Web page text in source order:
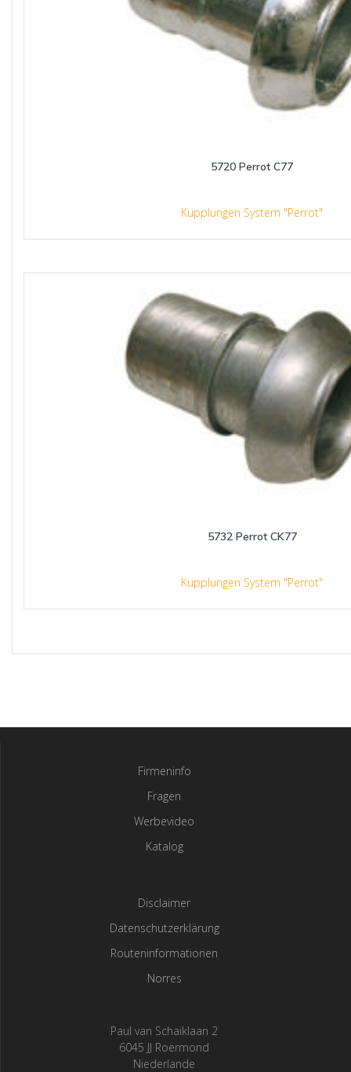
5720 Perrot C77
Kupplungen System "Perrot"
5732 Perrot CK77
Kupplungen System "Perrot"
Firmeninfo
Fragen
Werbevideo
Katalog
Disclaimer
Datenschutzerklärung
Routeninformationen
Norres
Paul van Schaiklaan 2
6045 JJ Roermond
Niederlande